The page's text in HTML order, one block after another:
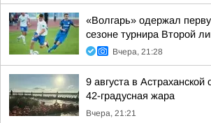
«Волгарь» одержал
сезоне турнира Второй
Вчера, 21:28
9 августа в Астраханской
42-градусная жара
Вчера, 21:21